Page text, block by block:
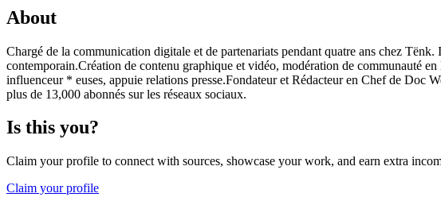
About
Chargé de la communication digitale et de partenariats pendant quatre ans chez
contemporain.Création de contenu graphique et vidéo, modération de communauté
influenceur * euses, appuie relations presse.Fondateur et Rédacteur en Chef de Doc
plus de 13,000 abonnés sur les réseaux sociaux.
Is this you?
Claim your profile to connect with sources, showcase your work, and earn extra
Claim your profile